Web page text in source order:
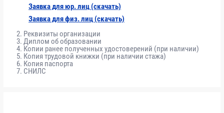
Заявка для юр. лиц (скачать)
Заявка для физ. лиц (скачать)
Реквизиты организации
Диплом об образовании
Копии ранее полученных удостоверений (при наличии)
Копия трудовой книжки (при наличии стажа)
Копия паспорта
СНИЛС
Модуль
3
Технологии проектирования
Модуль
4
Организационные мероприятия,
обеспечивающие качество выполнения